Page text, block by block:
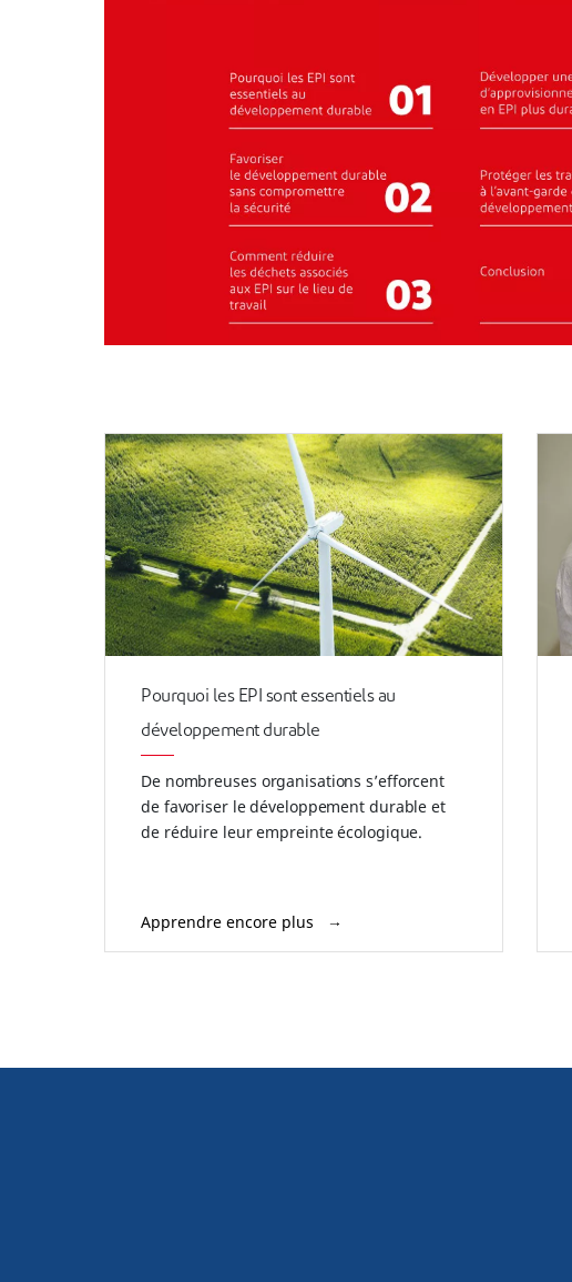
Pourquoi les EPI sont essentiels au
développement durable
De nombreuses organisations s’efforcent
de favoriser le développement durable et
de réduire leur empreinte écologique.
Apprendre encore plus